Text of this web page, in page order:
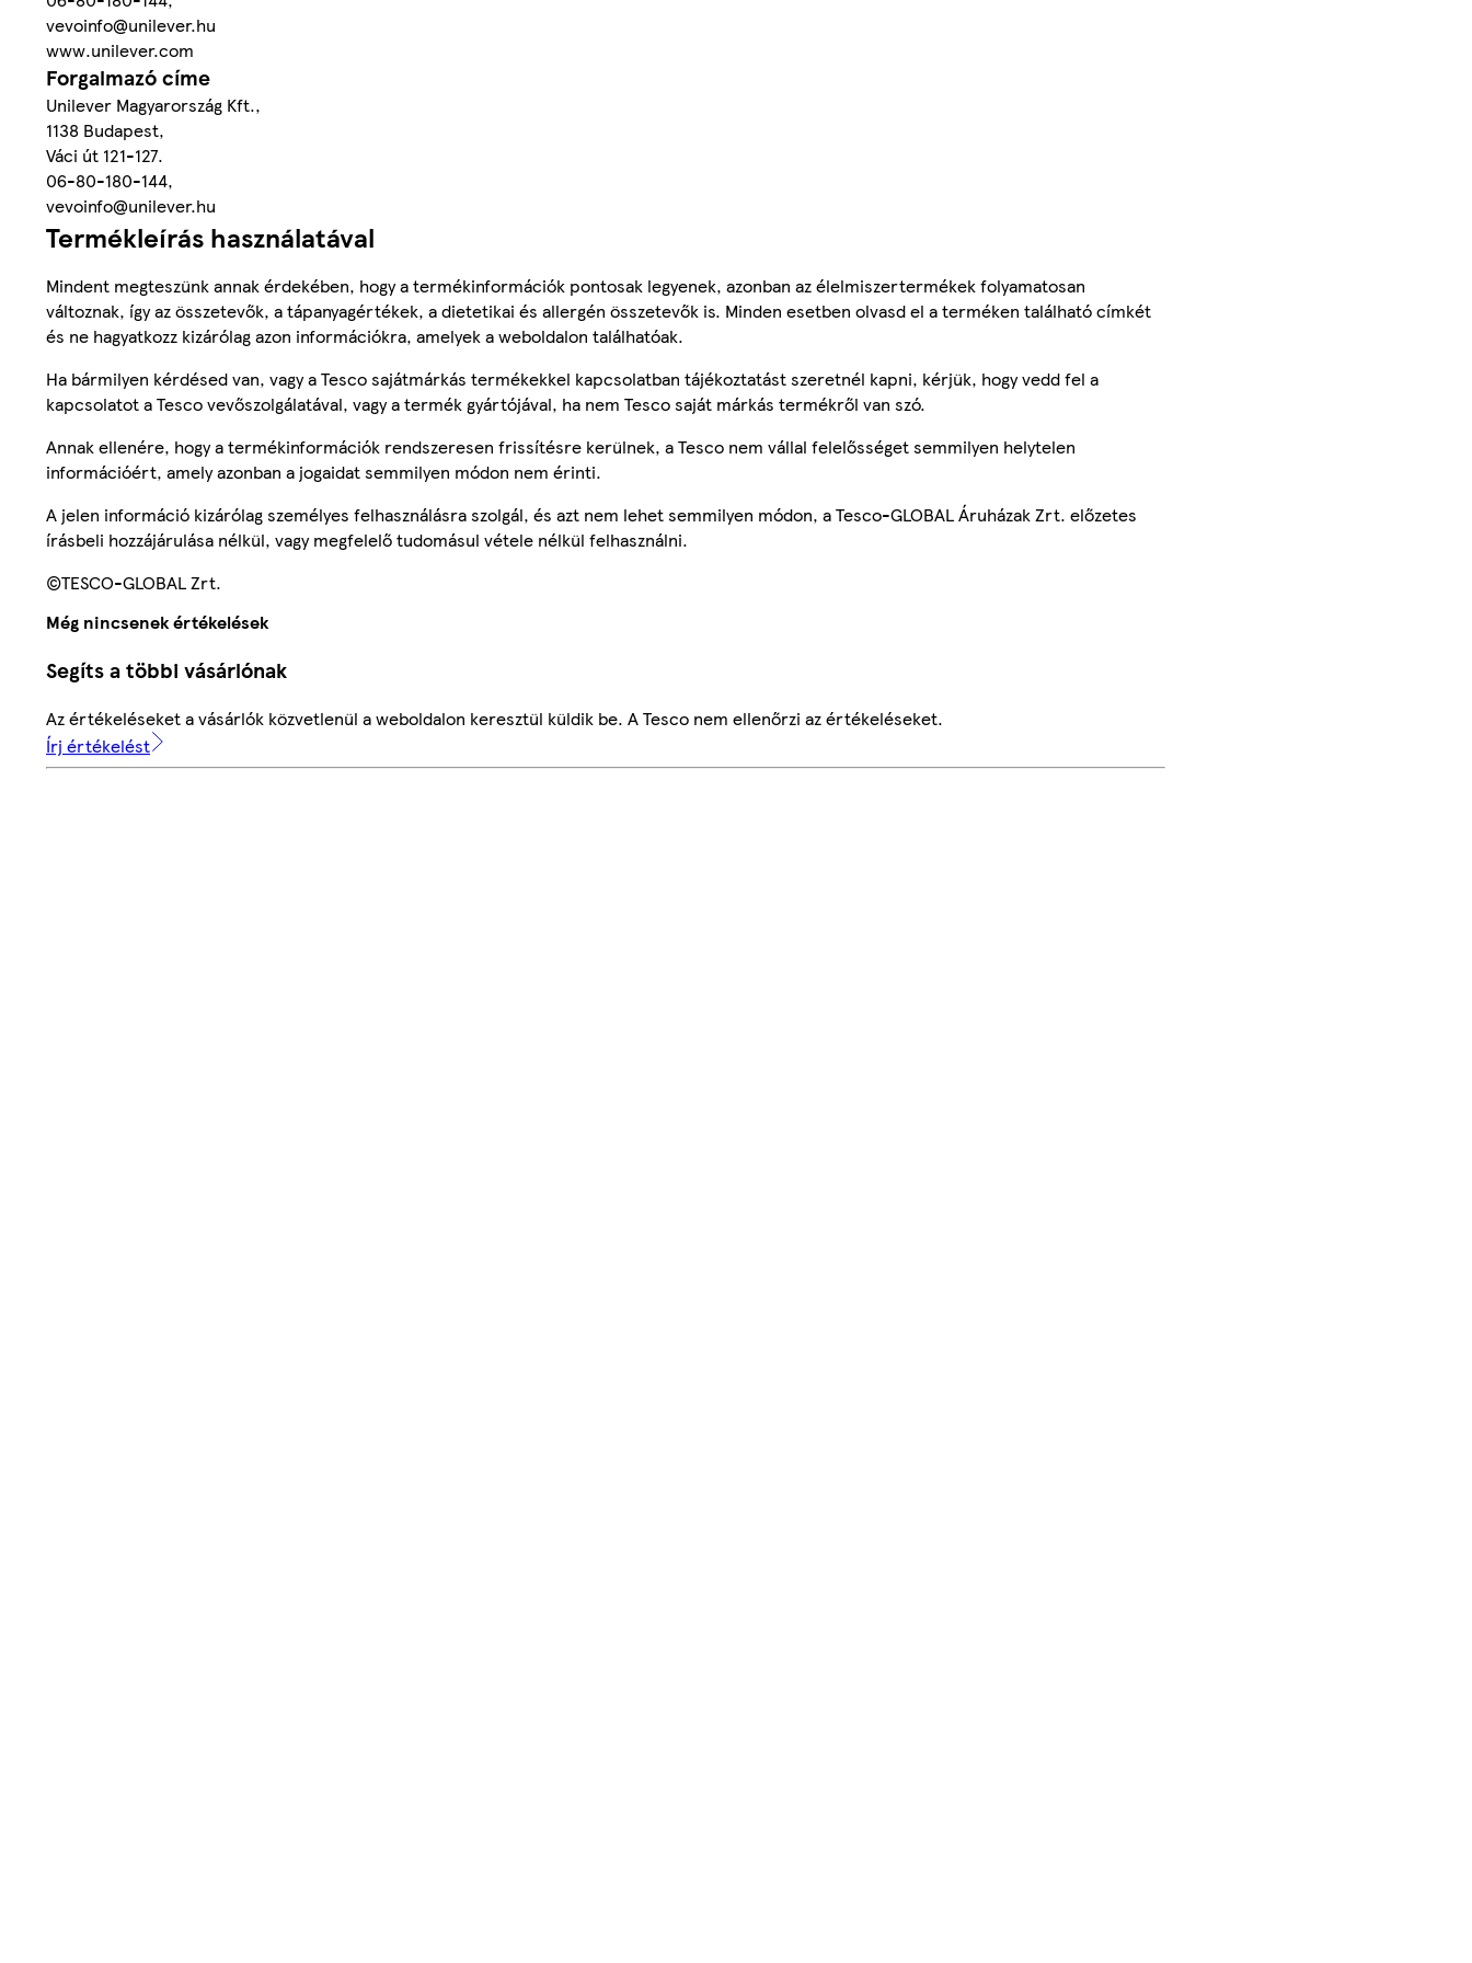
vevoinfo@unilever.hu
www.unilever.com
Forgalmazó címe
Unilever Magyarország Kft.,
1138 Budapest,
Váci út 121-127.
06-80-180-144,
vevoinfo@unilever.hu
Termékleírás használatával
Mindent megteszünk annak érdekében, hogy a termékinformációk pontosak legyenek, azonban az élelmiszertermékek folyamatosan
változnak, így az összetevők, a tápanyagértékek, a dietetikai és allergén összetevők is. Minden esetben olvasd el a terméken található címkét
és ne hagyatkozz kizárólag azon információkra, amelyek a weboldalon találhatóak.
Ha bármilyen kérdésed van, vagy a Tesco sajátmárkás termékekkel kapcsolatban tájékoztatást szeretnél kapni, kérjük, hogy vedd fel a
kapcsolatot a Tesco vevőszolgálatával, vagy a termék gyártójával, ha nem Tesco saját márkás termékről van szó.
Annak ellenére, hogy a termékinformációk rendszeresen frissítésre kerülnek, a Tesco nem vállal felelősséget semmilyen helytelen
információért, amely azonban a jogaidat semmilyen módon nem érinti.
A jelen információ kizárólag személyes felhasználásra szolgál, és azt nem lehet semmilyen módon, a Tesco-GLOBAL Áruházak Zrt. előzetes
írásbeli hozzájárulása nélkül, vagy megfelelő tudomásul vétele nélkül felhasználni.
©TESCO-GLOBAL Zrt.
Még nincsenek értékelések
Segíts a többi vásárlónak
Az értékeléseket a vásárlók közvetlenül a weboldalon keresztül küldik be. A Tesco nem ellenőrzi az értékeléseket.
Írj értékelést